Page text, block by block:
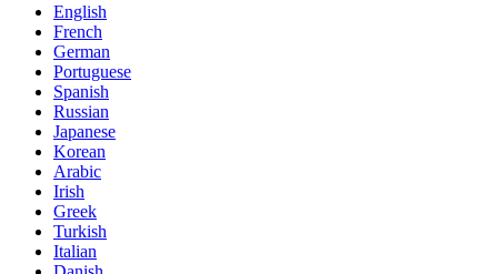
English
French
German
Portuguese
Spanish
Russian
Japanese
Korean
Arabic
Irish
Greek
Turkish
Italian